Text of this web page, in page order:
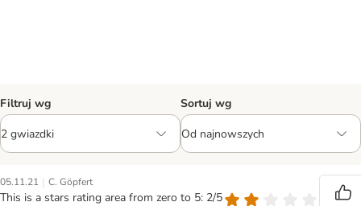
Filtruj wg Sortuj wg
05.11.21 | C. Göpfert
This is a stars rating area from zero to 5: 2/5